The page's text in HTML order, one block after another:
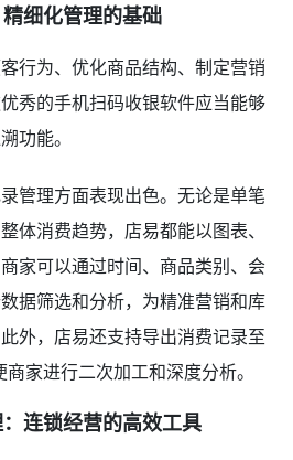
细化管理的基础
行为、优化商品结构、制定营销
秀的手机扫码收银软件应当能够
功能。
管理方面表现出色。无论是单笔
体消费趋势，店易都能以图表、
家可以通过时间、商品类别、会
据筛选和分析，为精准营销和库
外，店易还支持导出消费记录至
家进行二次加工和深度分析。
连锁经营的高效工具